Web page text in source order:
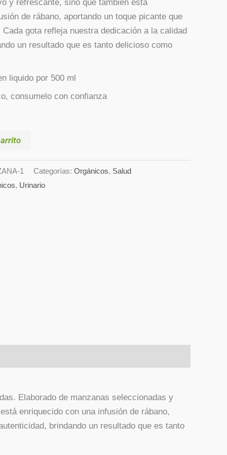
y refrescante, sino que también está
de rábano, aportando un toque picante que
gota refleja nuestra dedicación a la calidad
un resultado que es tanto delicioso como
liquido por 500 ml
consumelo con confianza
1 Categorías: Orgánicos, Salud
, Urinario
Elaborado de manzanas seleccionadas y
enriquecido con una infusión de rábano,
brindando un resultado que es tanto